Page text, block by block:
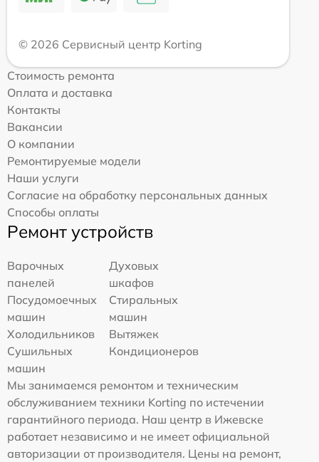
© 2026 Сервисный центр Korting
Стоимость ремонта
Оплата и доставка
Контакты
Вакансии
О компании
Ремонтируемые модели
Наши услуги
Согласие на обработку персональных данных
Способы оплаты
Ремонт устройств
Варочных
панелей
Духовых
шкафов
Посудомоечных
машин
Стиральных
машин
Холодильников
Вытяжек
Сушильных
машин
Кондиционеров
Мы занимаемся ремонтом и техническим
обслуживанием техники Korting по истечении
гарантийного периода. Наш центр в Ижевске
работает независимо и не имеет официальной
авторизации от производителя. Цены на ремонт,